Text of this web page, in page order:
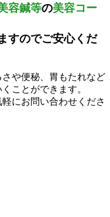
容鍼等の美容コー
すのでご安心くだ
や便秘、胃もたれなど
ことができます。
にお問い合わせくださ